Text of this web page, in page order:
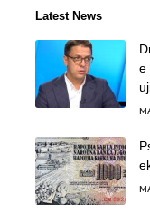
Latest News
e